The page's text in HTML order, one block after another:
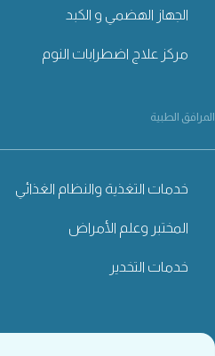
الجهاز الهضمي و الكبد
مركز علاج اضطرابات النوم
المرافق الطبية
خدمات التغذية والنظام الغذائي
المختبر وعلم الأمراض
خدمات التخدير